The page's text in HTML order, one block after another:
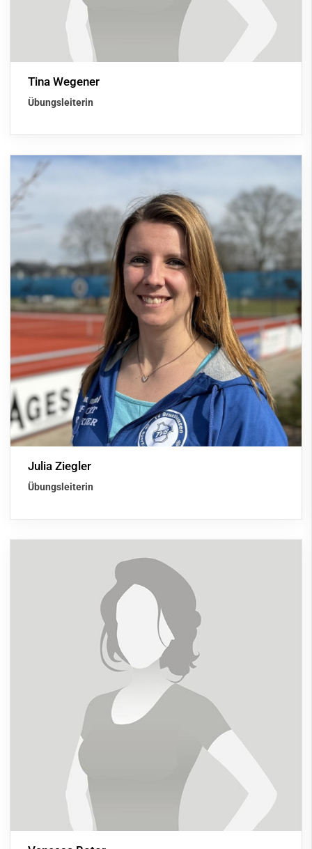
Tina Wegener
Übungsleiterin
Julia Ziegler
Übungsleiterin